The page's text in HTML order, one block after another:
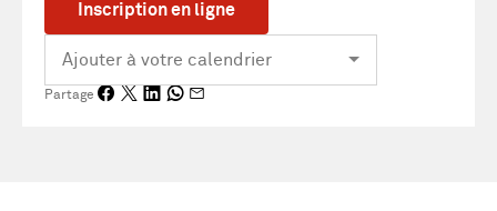
Inscription en ligne
Partage